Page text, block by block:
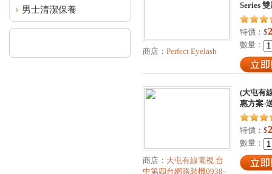
男士清潔保養
商店： Perfect Eyelash
Series
特價： $
數量：
商店： 大屯有線電視.台
中第四台網路裝機0938-
(大屯有
惠方案-
特價： $
數量：